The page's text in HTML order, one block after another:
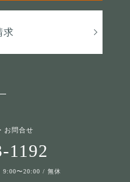
求
お問合せ
1192
9:00〜20:00 / 無休